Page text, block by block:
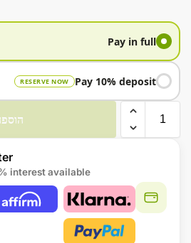
Pay in full
Pay 10% deposit
RESERVE NOW
interest available